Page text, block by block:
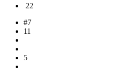
22
#7
11
5